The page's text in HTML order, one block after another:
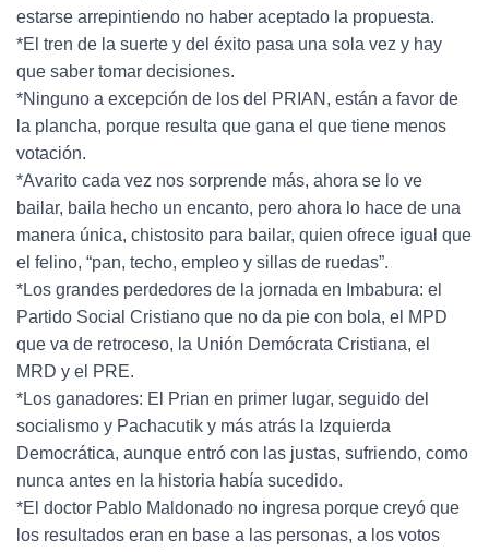
estarse arrepintiendo no haber aceptado la propuesta.
*El tren de la suerte y del éxito pasa una sola vez y hay
que saber tomar decisiones.
*Ninguno a excepción de los del PRIAN, están a favor de
la plancha, porque resulta que gana el que tiene menos
votación.
*Avarito cada vez nos sorprende más, ahora se lo ve
bailar, baila hecho un encanto, pero ahora lo hace de una
manera única, chistosito para bailar, quien ofrece igual que
el felino, “pan, techo, empleo y sillas de ruedas”.
*Los grandes perdedores de la jornada en Imbabura: el
Partido Social Cristiano que no da pie con bola, el MPD
que va de retroceso, la Unión Demócrata Cristiana, el
MRD y el PRE.
*Los ganadores: El Prian en primer lugar, seguido del
socialismo y Pachacutik y más atrás la Izquierda
Democrática, aunque entró con las justas, sufriendo, como
nunca antes en la historia había sucedido.
*El doctor Pablo Maldonado no ingresa porque creyó que
los resultados eran en base a las personas, a los votos